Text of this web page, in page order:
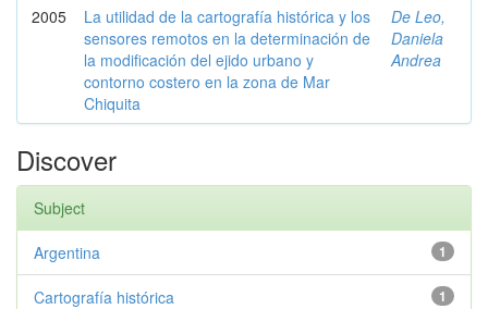
2005
La utilidad de la cartografía histórica y los
sensores remotos en la determinación de
la modificación del ejido urbano y
contorno costero en la zona de Mar
Chiquita
De Leo,
Daniela
Andrea
Discover
Subject
1
Argentina
1
Cartografía histórica